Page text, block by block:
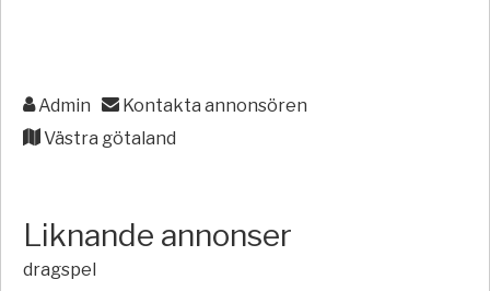
Admin
Kontakta annonsören
Västra götaland
Liknande annonser
dragspel